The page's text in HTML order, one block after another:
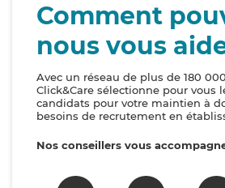
Comment
nous vous
Avec un réseau de plus de 180
Click&Care sélectionne pour vous
candidats pour votre maintien à
besoins de recrutement en
Nos conseillers vous